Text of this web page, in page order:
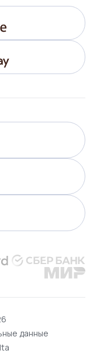
данные